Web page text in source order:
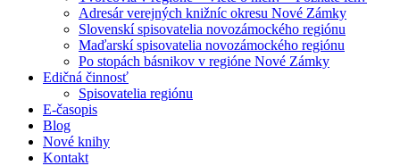
Adresár verejných knižníc okresu Nové Zámky
Slovenskí spisovatelia novozámockého regiónu
Maďarskí spisovatelia novozámockého regiónu
Po stopách básnikov v regióne Nové Zámky
Edičná činnosť
Spisovatelia regiónu
E-časopis
Blog
Nové knihy
Kontakt